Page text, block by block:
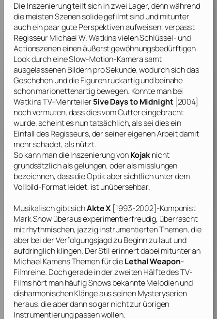
Die Inszenierung teilt sich in zwei Lager, denn während
die meisten Szenen solide gefilmt sind und mitunter
auch ein paar gute Perspektiven aufweisen, verpasst
RegisseurMichael W. Watkinsvielen Schlüssel- und
Actionszenen einen äußerst gewöhnungsbedürftigen
Look durch eine Slow-Motion-Kamera samt
ausgelassenen Bildern pro Sekunde, wodurch sich das
Geschehen und die Figuren ruckartig und beinahe
schon marionettenartig bewegen. Konnte man bei
WatkinsTV-Mehrteiler5ive Days to Midnight[2004]
noch vermuten, dass dies vom Cutter eingebracht
wurde, scheint es nun tatsächlich, als sei dies ein
Einfall des Regisseurs, der seiner eigenen Arbeit damit
mehr schadet, als nützt.
So kann man die Inszenierung vonKojaknicht
grundsätzlich als gelungen, oder als misslungen
bezeichnen, dass die Optik aber sichtlich unter dem
Vollbild-Format leidet, ist unübersehbar.
Musikalisch gibt sichAkte X [1993-2002]-Komponist
Mark Snowüberaus experimentierfreudig, überrascht
mit rhythmischen, jazzig instrumentierten Themen, die
aber bei der Verfolgungsjagd zu Beginn zu laut und
aufdringlich klingen. Der Stil erinnert dabei mitunter an
Michael KamensThemen für dieLethal Weapon-
Filmreihe. Doch gerade in der zweiten Hälfte des TV-
Films hört man häufigSnowsbekannte Melodien und
disharmonischen Klänge aus seinen Mysteryserien
heraus, die aber dann so gar nicht zur übrigen
Instrumentierung passen wollen.